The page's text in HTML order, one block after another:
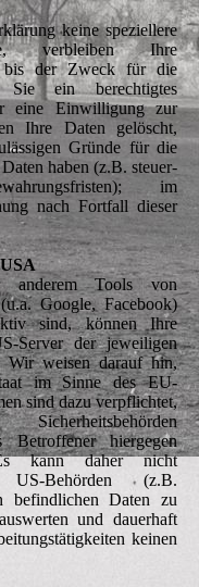
keine speziellere
verbleiben Ihre
bis der Zweck für die
Sie ein berechtigtes
eine Einwilligung zur
Ihre Daten gelöscht,
Gründe für die
haben (z.B. steuer-
im
nach Fortfall dieser
anderem Tools von
Google, Facebook)
sind, können Ihre
Server der jeweiligen
Wir weisen darauf hin,
im Sinne des EU-
sind dazu verpflichtet,
Betroffener hiergegen
kann daher nicht
US-Behörden (z.B.
befindlichen Daten zu
und dauerhaft
keinen